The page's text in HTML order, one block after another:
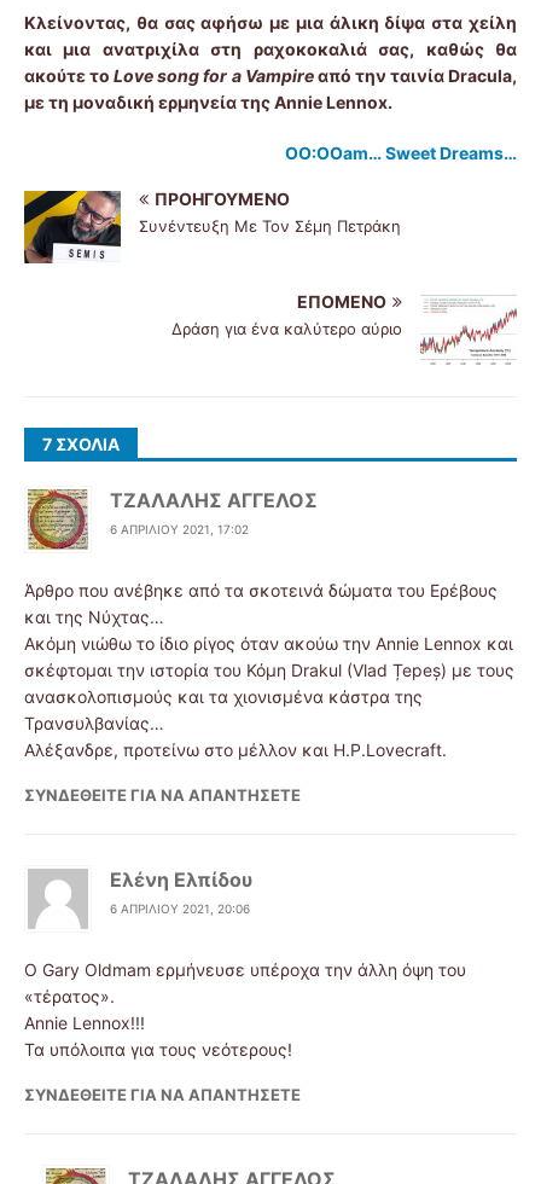
Κλείνοντας, θα σας αφήσω με μια άλικη δίψα στα χείλη
και μια ανατριχίλα στη ραχοκοκαλιά σας, καθώς θα
ακούτε τοLovesong for a Vampireαπό την ταινίαDracula,
με τη μοναδική ερμηνεία τηςAnnieLennox.
OO:OOam… Sweet Dreams…
ΠΡΟΗΓΟΎΜΕΝΟ
Συνέντευξη Με Τον Σέμη Πετράκη
ΕΠΌΜΕΝΟ
Δράση για ένα καλύτερο αύριο
7 ΣΧΌΛΙΑ
ΤΖΑΛΑΛΗΣ ΑΓΓΕΛΟΣ
6 ΑΠΡΙΛΊΟΥ 2021, 17:02
Άρθρο που ανέβηκε από τα σκοτεινά δώματα του Ερέβους
και της Νύχτας…
Ακόμη νιώθω το ίδιο ρίγος όταν ακούω την Annie Lennox και
σκέφτομαι την ιστορία του Κόμη Drakul (Vlad Țepeș) με τους
ανασκολοπισμούς και τα χιονισμένα κάστρα της
Τρανσυλβανίας…
Αλέξανδρε, προτείνω στο μέλλον και H.P.Lovecraft.
ΣΥΝΔΕΘΕΊΤΕ ΓΙΑ ΝΑ ΑΠΑΝΤΉΣΕΤΕ
Ελένη Ελπίδου
6 ΑΠΡΙΛΊΟΥ 2021, 20:06
Ο Gary Oldmam ερμήνευσε υπέροχα την άλλη όψη του
«τέρατος».
Annie Lennox!!!
Τα υπόλοιπα για τους νεότερους!
ΣΥΝΔΕΘΕΊΤΕ ΓΙΑ ΝΑ ΑΠΑΝΤΉΣΕΤΕ
ΤΖΑΛΑΛΗΣ ΑΓΓΕΛΟΣ